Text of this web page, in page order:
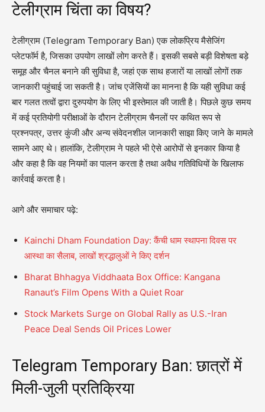
टेलीग्राम चिंता का विषय?
टेलीग्राम (Telegram Temporary Ban) एक लोकप्रिय मैसेजिंग
प्लेटफॉर्म है, जिसका उपयोग लाखों लोग करते हैं। इसकी सबसे बड़ी विशेषता बड़े
समूह और चैनल बनाने की सुविधा है, जहां एक साथ हजारों या लाखों लोगों तक
जानकारी पहुंचाई जा सकती है। जांच एजेंसियों का मानना है कि यही सुविधा कई
बार गलत तत्वों द्वारा दुरुपयोग के लिए भी इस्तेमाल की जाती है। पिछले कुछ समय
में कई प्रतियोगी परीक्षाओं के दौरान टेलीग्राम चैनलों पर कथित रूप से
प्रश्नपत्र, उत्तर कुंजी और अन्य संवेदनशील जानकारी साझा किए जाने के मामले
सामने आए थे। हालांकि, टेलीग्राम ने पहले भी ऐसे आरोपों से इनकार किया है
और कहा है कि वह नियमों का पालन करता है तथा अवैध गतिविधियों के खिलाफ
कार्रवाई करता है।
आगे और समाचार पढ़े:
Kainchi Dham Foundation Day: कैंची धाम स्थापना दिवस पर
आस्था का सैलाब, लाखों श्रद्धालुओं ने किए दर्शन
Bharat Bhhagya Viddhaata Box Office: Kangana
Ranaut’s Film Opens With a Quiet Roar
Stock Markets Surge on Global Rally as U.S.-Iran
Peace Deal Sends Oil Prices Lower
Telegram Temporary Ban: छात्रों में
मिली-जुली प्रतिक्रिया